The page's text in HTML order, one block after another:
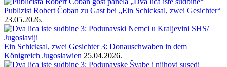
Publizist Robert Čoban zu Gast bei „Ein Schicksal, zwei Gesichter“
23.05.2026.
Ein Schicksal, zwei Gesichter 3: Donauschwaben in dem
Königreich Jugoslawien 25.04.2026.